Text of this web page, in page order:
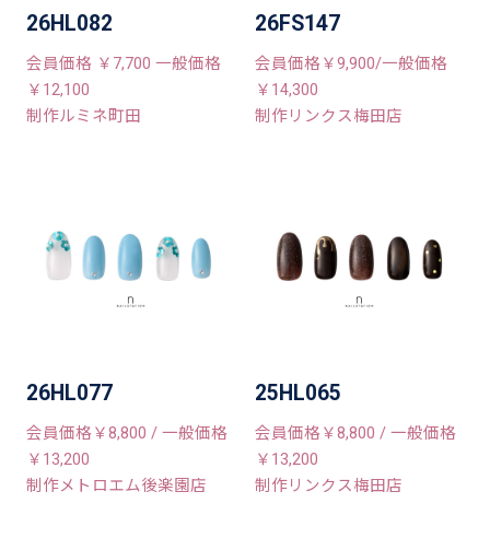
26HL082
会員価格 ￥7,700 一般価格
￥12,100
制作ルミネ町田
26FS147
会員価格￥9,900/一般価格
￥14,300
制作リンクス梅田店
26HL077
会員価格￥8,800 / 一般価格
￥13,200
制作メトロエム後楽園店
25HL065
会員価格￥8,800 / 一般価格
￥13,200
制作リンクス梅田店